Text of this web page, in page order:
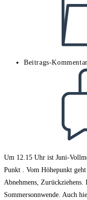
Beitrags-
Um 12.15 Uhr ist Juni-
Punkt . Vom Höhepunkt
Abnehmens,
Sommersonnwende. Auch